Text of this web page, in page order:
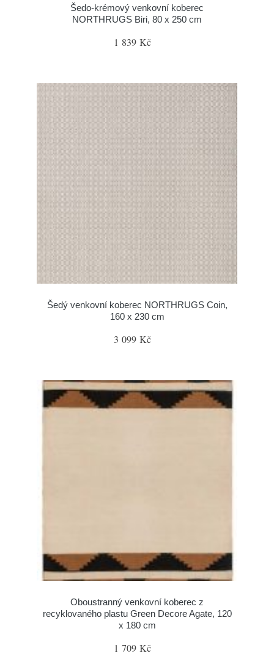
Šedo-krémový venkovní koberec
NORTHRUGS Biri, 80 x 250 cm
1 839 Kč
Šedý venkovní koberec NORTHRUGS Coin,
160 x 230 cm
3 099 Kč
Oboustranný venkovní koberec z
recyklovaného plastu Green Decore Agate, 120
x 180 cm
1 709 Kč